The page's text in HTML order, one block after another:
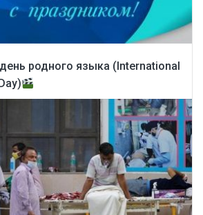
родного языка (International